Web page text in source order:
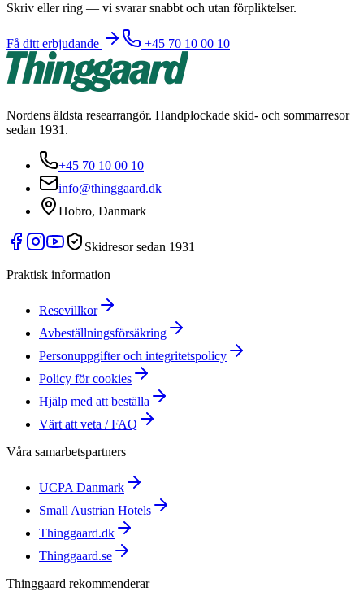
Skriv eller ring — vi svarar snabbt och utan förpliktelser.
Få ditt erbjudande +45 70 10 00 10
Nordens äldsta researrangör. Handplockade skid- och sommarresor
sedan 1931.
+45 70 10 00 10
info@thinggaard.dk
Hobro, Danmark
Skidresor sedan 1931
Praktisk information
Resevillkor
Avbeställningsförsäkring
Personuppgifter och integritetspolicy
Policy för cookies
Hjälp med att beställa
Värt att veta / FAQ
Våra samarbetspartners
UCPA Danmark
Small Austrian Hotels
Thinggaard.dk
Thinggaard.se
Thinggaard rekommenderar